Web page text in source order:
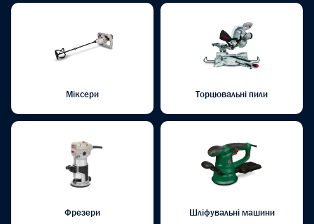
Міксери Торцювальні пили
Фрезери Шліфувальні машини